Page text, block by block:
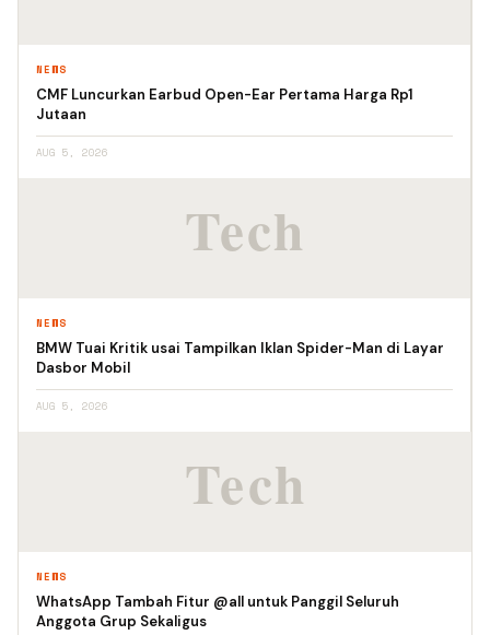
NEWS
CMF Luncurkan Earbud Open-Ear Pertama Harga Rp1
Jutaan
AUG 5, 2026
NEWS
BMW Tuai Kritik usai Tampilkan Iklan Spider-Man di Layar
Dasbor Mobil
AUG 5, 2026
NEWS
WhatsApp Tambah Fitur @all untuk Panggil Seluruh
Anggota Grup Sekaligus